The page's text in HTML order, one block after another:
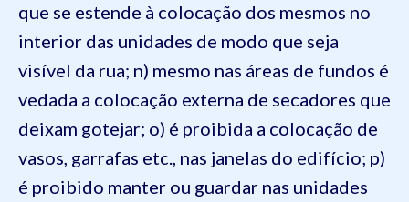
que se estende à colocação dos mesmos no
interior das unidades de modo que seja
visível da rua; n) mesmo nas áreas de fundos é
vedada a colocação externa de secadores que
deixam gotejar; o) é proibida a colocação de
vasos, garrafas etc., nas janelas do edifício; p)
é proibido manter ou guardar nas unidades